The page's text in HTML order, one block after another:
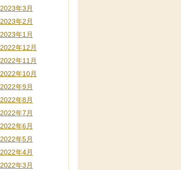
2023年3月
2023年2月
2023年1月
2022年12月
2022年11月
2022年10月
2022年9月
2022年8月
2022年7月
2022年6月
2022年5月
2022年4月
2022年3月